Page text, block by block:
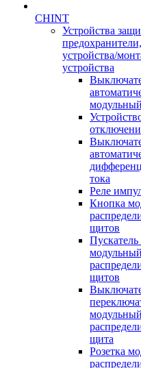
CHINT
Устройства
устройства/
устройства
модульный
тока
Реле
Кнопка
щитов
щитов
щита
Розетка